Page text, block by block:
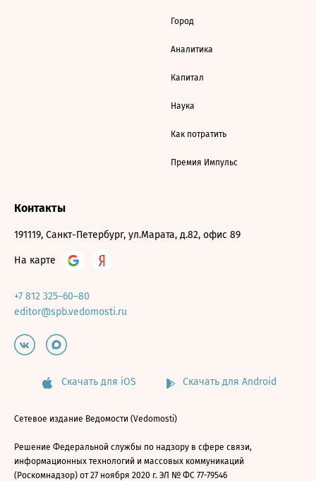
Город
Аналитика
Капитал
Наука
Как потратить
Премия Импульс
Контакты
191119, Санкт-Петербург, ул.Марата, д.82, офис 89
На карте
+7 812 325–60–80
editor@spb.vedomosti.ru
Скачать для iOS Скачать для Android
Сетевое издание Ведомости (Vedomosti)
Решение Федеральной службы по надзору в сфере связи,
информационных технологий и массовых коммуникаций
(Роскомнадзор) от 27 ноября 2020 г. ЭЛ № ФС 77-79546